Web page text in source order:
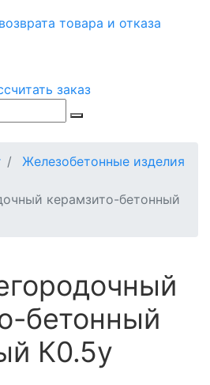
товара и отказа
заказ
Железобетонные изделия
керамзито-бетонный
бетонный
К0.5у